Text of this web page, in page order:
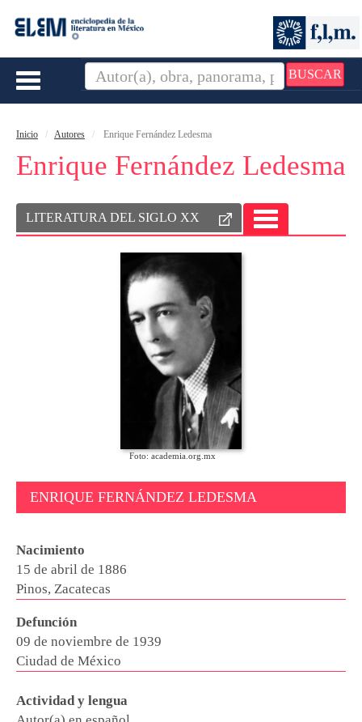
BUSCAR
Toggle
Inicio Autores Enrique Fernández Ledesma
Enrique Fernández Ledesma
LITERATURA DEL SIGLO XX
TOGGLE
NAVIGATION
Foto: academia.org.mx
ENRIQUE FERNÁNDEZ LEDESMA
Nacimiento
15 de abril de 1886
Pinos, Zacatecas
Defunción
09 de noviembre de 1939
Ciudad de México
Actividad y lengua